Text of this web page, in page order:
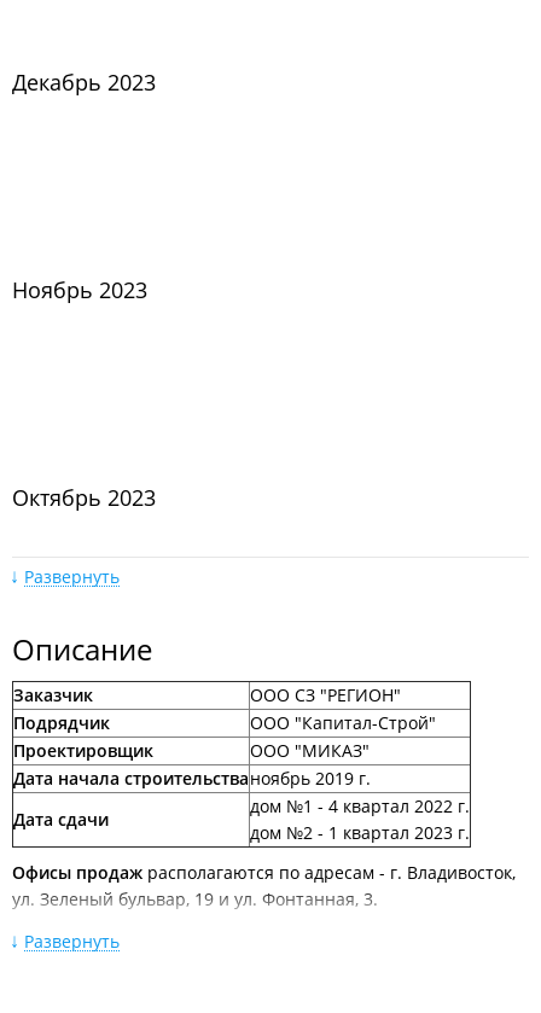
Декабрь 2023
Ноябрь 2023
Октябрь 2023
Сентябрь 2023
Август 2023
Развернуть
Описание
Заказчик
ООО СЗ "РЕГИОН"
Подрядчик
ООО "Капитал-Строй"
Проектировщик
ООО "МИКАЗ"
Дата начала строительстваноябрь 2019 г.
Дата сдачи
дом №1 - 4 квартал 2022 г.
дом №2 - 1 квартал 2023 г.
Офисы продаж располагаются по адресам - г. Владивосток,
ул. Зеленый бульвар, 19 и ул. Фонтанная, 3.
Описание ЖК "Видный":
Развернуть